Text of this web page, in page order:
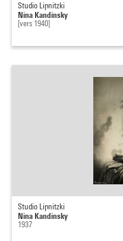
Studio Lipnitzki
Nina Kandinsky
[vers 1940]
Studio Lipnitzki
Nina Kandinsky
1937